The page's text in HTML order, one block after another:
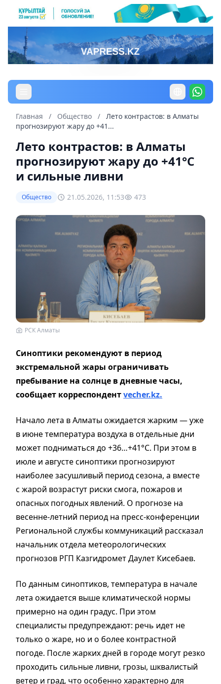
Главная / Общество /
Лето контрастов: в Алматы
прогнозируют жару до +41...
Лето контрастов: в Алматы
прогнозируют жару до +41°С
и сильные ливни
Общество 21.05.2026, 11:53 473
РСК Алматы
Синоптики рекомендуют в период
экстремальной жары ограничивать
пребывание на солнце в дневные часы,
сообщает корреспондентvecher.kz.
Начало лета в Алматы ожидается жарким — уже
в июне температура воздуха в отдельные дни
может подниматься до +36…+41°С. При этом в
июле и августе синоптики прогнозируют
наиболее засушливый период сезона, а вместе
с жарой возрастут риски смога, пожаров и
опасных погодных явлений. О прогнозе на
весенне-летний период на пресс-конференции
Региональной службы коммуникаций рассказал
начальник отдела метеорологических
прогнозов РГП Казгидромет Даулет Кисебаев.
По данным синоптиков, температура в начале
лета ожидается выше климатической нормы
примерно на один градус. При этом
специалисты предупреждают: речь идет не
только о жаре, но и о более контрастной
погоде. После жарких дней в городе могут резко
проходить сильные ливни, грозы, шквалистый
ветер и град, что особенно характерно для